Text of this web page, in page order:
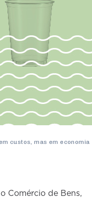
custos, mas em economia
Comércio de Bens,